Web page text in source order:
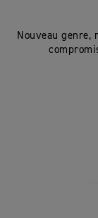
Nouveau genre,